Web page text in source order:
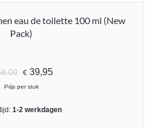
eau de toilette 100 ml (New
Pack)
€39,95
Prijs per stuk
1-2 werkdagen